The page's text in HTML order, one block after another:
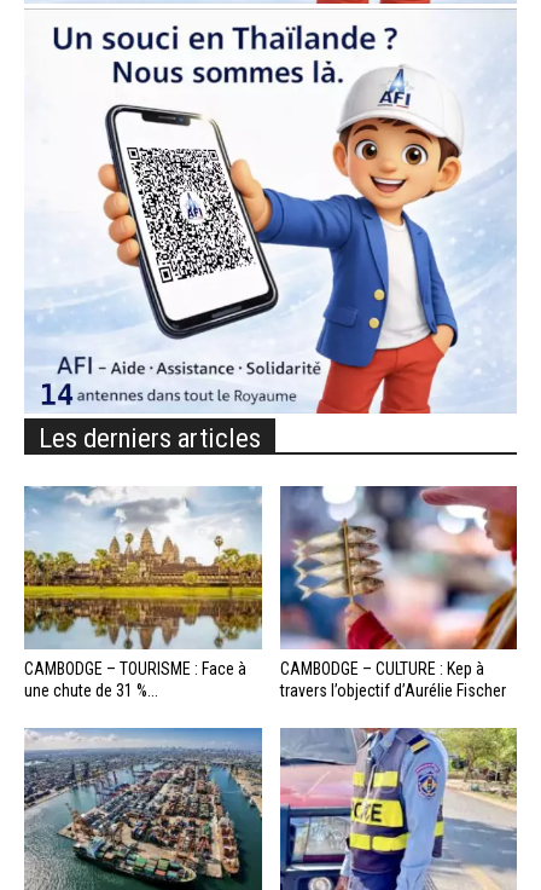
Les derniers articles
CAMBODGE – TOURISME : Face à
une chute de 31 %...
CAMBODGE – CULTURE : Kep à
travers l’objectif d’Aurélie Fischer